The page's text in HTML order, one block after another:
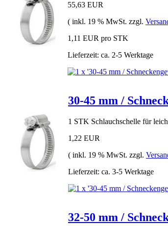
55,63 EUR
( inkl. 19 % MwSt. zzgl.
1,11 EUR pro STK
Lieferzeit: ca. 2-5 Werktage
30-45 mm /
1 STK Schlauchschelle für
1,22 EUR
( inkl. 19 % MwSt. zzgl.
Lieferzeit: ca. 3-5 Werktage
32-50 mm /